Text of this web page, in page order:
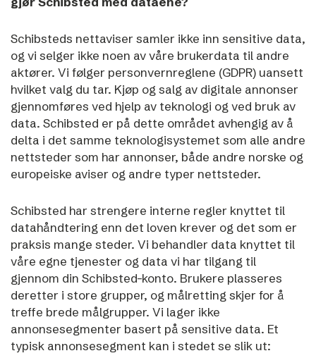
Schibsteds nettaviser samler ikke inn sensitive data,
og vi selger ikke noen av våre brukerdata til andre
aktører. Vi følger personvernreglene (GDPR) uansett
hvilket valg du tar. Kjøp og salg av digitale annonser
gjennomføres ved hjelp av teknologi og ved bruk av
data. Schibsted er på dette området avhengig av å
delta i det samme teknologisystemet som alle andre
nettsteder som har annonser, både andre norske og
europeiske aviser og andre typer nettsteder.
Schibsted har strengere interne regler knyttet til
datahåndtering enn det loven krever og det som er
praksis mange steder. Vi behandler data knyttet til
våre egne tjenester og data vi har tilgang til
gjennom din Schibsted-konto. Brukere plasseres
deretter i store grupper, og målretting skjer for å
treffe brede målgrupper. Vi lager ikke
annonsesegmenter basert på sensitive data. Et
typisk annonsesegment kan i stedet se slik ut: